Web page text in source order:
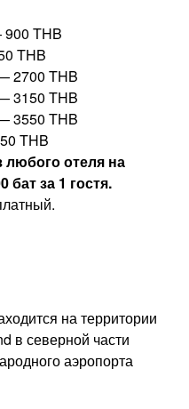
900 THB
THB
2700 THB
3150 THB
3550 THB
THB
любого отеля на
бат за 1 гостя.
на территории
в северной части
аэропорта